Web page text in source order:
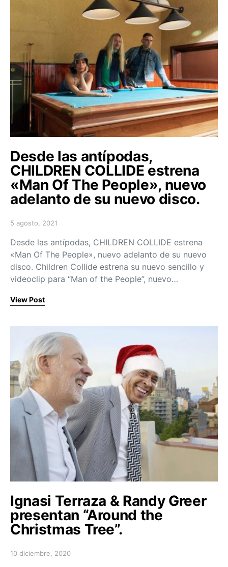
Desde las antípodas,
CHILDREN COLLIDE estrena
«Man Of The People», nuevo
adelanto de su nuevo disco.
Posted on
5 agosto, 2021
Desde las antípodas, CHILDREN COLLIDE estrena
«Man Of The People», nuevo adelanto de su nuevo
disco. Children Collide estrena su nuevo sencillo y
videoclip para “Man of the People”, nuevo…
View Post
Ignasi Terraza & Randy Greer
presentan “Around the
Christmas Tree”.
Posted on
10 diciembre, 2020